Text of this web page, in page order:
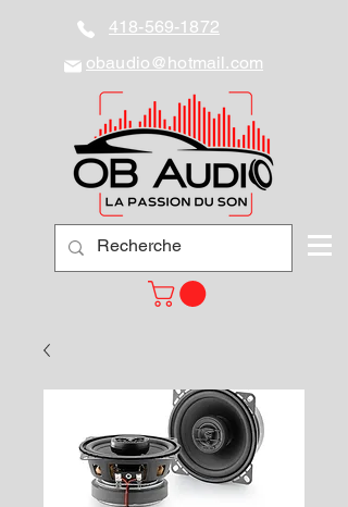
418-569-1872
obaudio@hotmail.com